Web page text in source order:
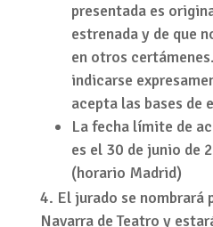
presentada es
estrenada y de que
en otros
indicarse
acepta las bases de
La fecha límite de
es el 30 de junio de
(horario Madrid)
El jurado se nombrará
Navarra de Teatro y